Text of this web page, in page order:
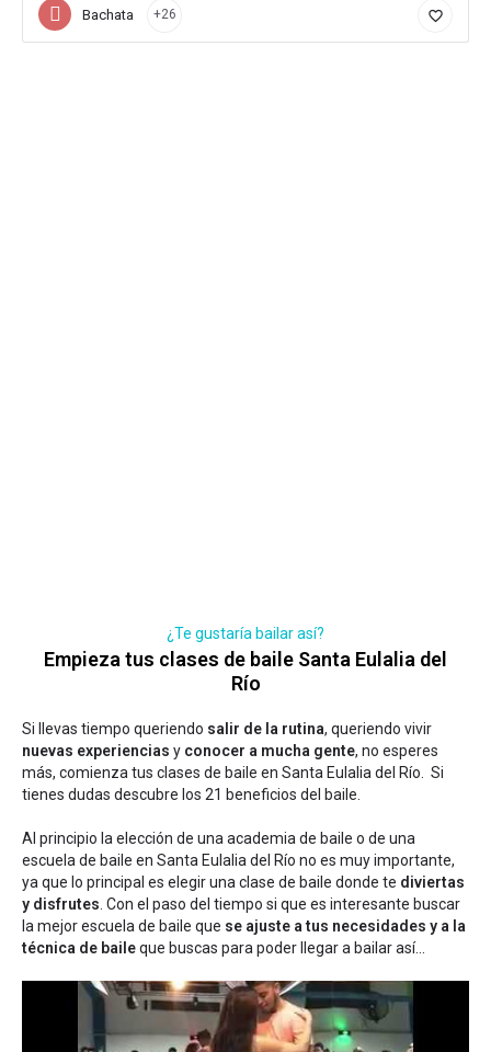
Bachata +26 favorite_border
¿Te gustaría bailar así?
Empieza tus clases de baile Santa Eulalia del
Río
Si llevas tiempo queriendo salir de la rutina, queriendo vivir
nuevas experiencias y conocer a mucha gente, no esperes
más, comienza tus clases de baile en Santa Eulalia del Río. Si
tienes dudas descubre los 21 beneficios del baile.
Al principio la elección de una academia de baile o de una
escuela de baile en Santa Eulalia del Río no es muy importante,
ya que lo principal es elegir una clase de baile donde te diviertas
y disfrutes. Con el paso del tiempo si que es interesante buscar
la mejor escuela de baile que se ajuste a tus necesidades y a la
técnica de baileque buscas para poder llegar a bailar así...